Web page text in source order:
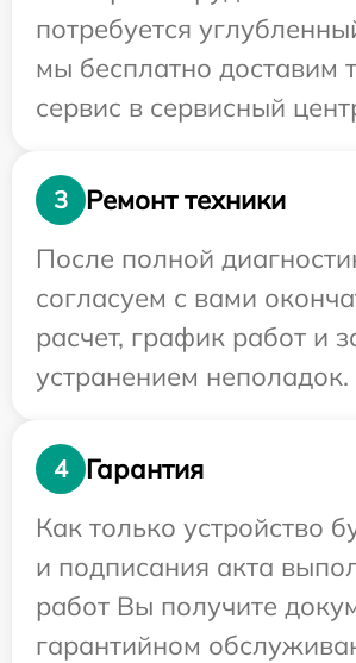
потребуется
мы бесплатно доставим
сервис в сервисный
3
Ремонт техники
После полной
согласуем с вами
расчет, график работ и
устранением неполадок.
4
Гарантия
Как только устройство
и подписания акта
работ Вы получите
гарантийном